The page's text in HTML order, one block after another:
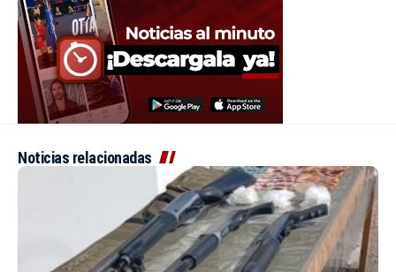
Noticias relacionadas